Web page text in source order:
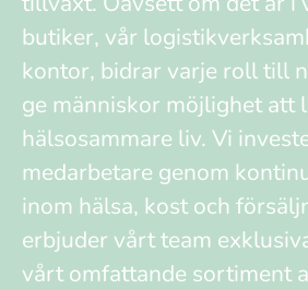
butiker, vår
kontor, bidrar varje roll till
ge människor möjlighet att
hälsosammare liv. Vi
medarbetare genom
inom hälsa, kost och
erbjuder vårt team
vårt omfattande sortiment